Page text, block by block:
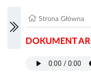
Strona Główna
DOKUMENT